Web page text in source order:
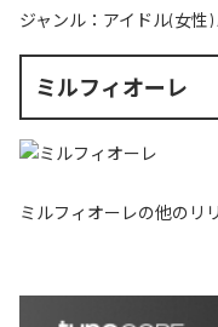
ジャンル： アイドル(女性)
ミルフィオーレ
ミルフィオーレの他のリ